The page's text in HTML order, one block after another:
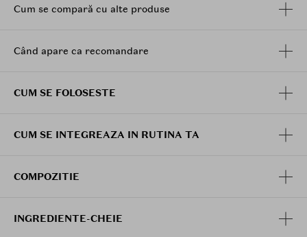
Contribuie la uniformizarea texturii pielii.
Are format generos, cu margini rotunjite, pentru
Cum se compară cu alte produse
Când apare ca recomandare
CUM SE FOLOSESTE
CUM SE INTEGREAZA IN RUTINA TA
COMPOZITIE
INGREDIENTE-CHEIE